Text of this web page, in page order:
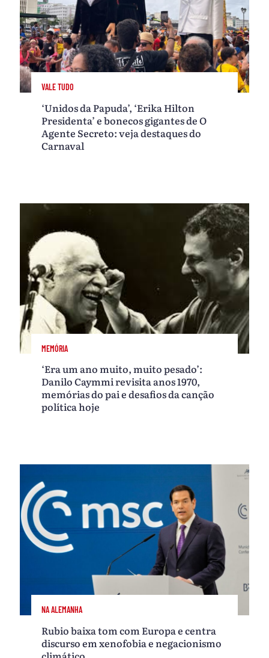
VALE TUDO
‘Unidos da Papuda’, ‘Erika Hilton
Presidenta’ e bonecos gigantes de O
Agente Secreto: veja destaques do
Carnaval
MEMÓRIA
‘Era um ano muito, muito pesado’:
Danilo Caymmi revisita anos 1970,
memórias do pai e desafios da canção
política hoje
NA ALEMANHA
Rubio baixa tom com Europa e centra
discurso em xenofobia e negacionismo